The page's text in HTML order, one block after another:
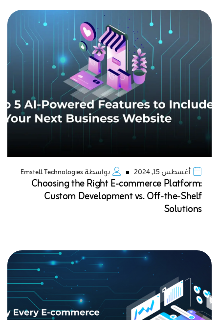
أغسطس 15, 2024 بواسطةEmstell Technologies
Choosing the Right E-commerce Platform:
Custom Development vs. Off-the-Shelf
Solutions